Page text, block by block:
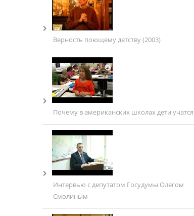
Верность поющему детству (2003)
Почему в американских школах дети учатся
Интервью с депутатом Госудумы Олегом
Смолиным